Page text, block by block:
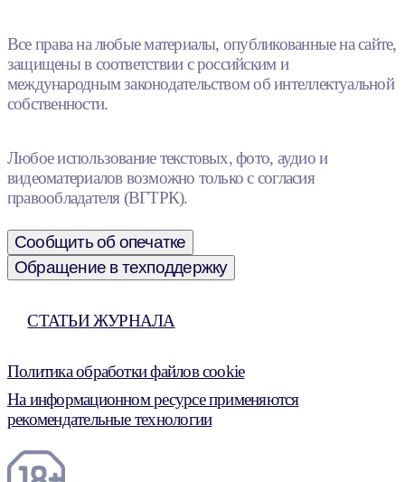
Все права на любые материалы, опубликованные на сайте,
защищены в соответствии с российским и
международным законодательством об интеллектуальной
собственности.
Любое использование текстовых, фото, аудио и
видеоматериалов возможно только с согласия
правообладателя (ВГТРК).
Сообщить об опечатке
Обращение в техподдержку
СТАТЬИ ЖУРНАЛА
Политика обработки файлов cookie
На информационном ресурсе применяются
рекомендательные технологии